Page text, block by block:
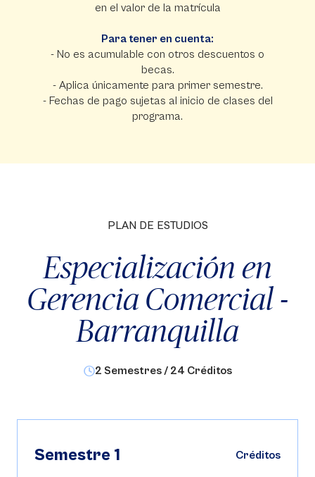
en el valor de la matrícula
Para tener en cuenta:
- No es acumulable con otros descuentos o
becas.
- Aplica únicamente para primer semestre.
- Fechas de pago sujetas al inicio de clases del
programa.
PLAN DE ESTUDIOS
Especialización en
Gerencia Comercial -
Barranquilla
2 Semestres / 24 Créditos
Semestre 1 Créditos